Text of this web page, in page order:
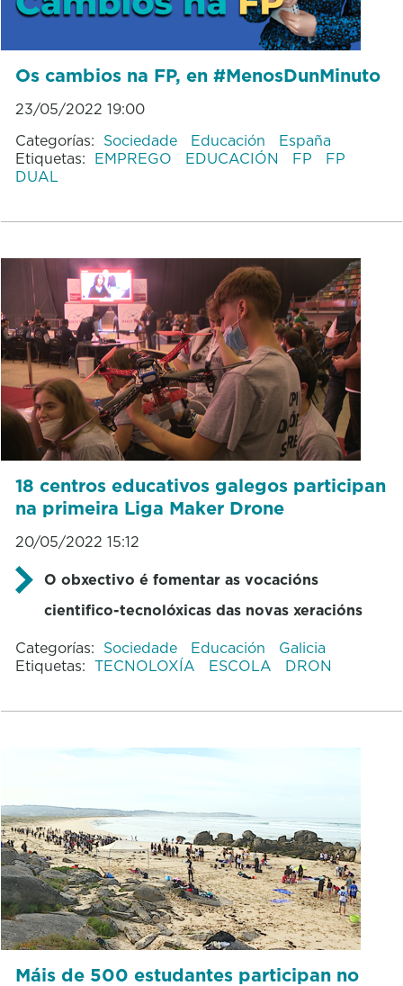
Os cambios na FP, en #MenosDunMinuto
23/05/2022 19:00
Categorías: Sociedade Educación
España
Etiquetas: EMPREGO EDUCACIÓN FP
FP
DUAL
18 centros educativos galegos participan
na primeira Liga Maker Drone
20/05/2022 15:12
O obxectivo é fomentar as vocacións
cientifico-tecnolóxicas das novas xeracións
Categorías: Sociedade Educación
Galicia
Etiquetas: TECNOLOXÍA ESCOLA DRON
Máis de 500 estudantes participan no